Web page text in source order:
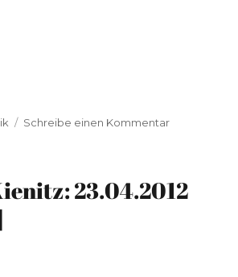
Schreibe einen Kommentarzu
[0.00
23.04.2012